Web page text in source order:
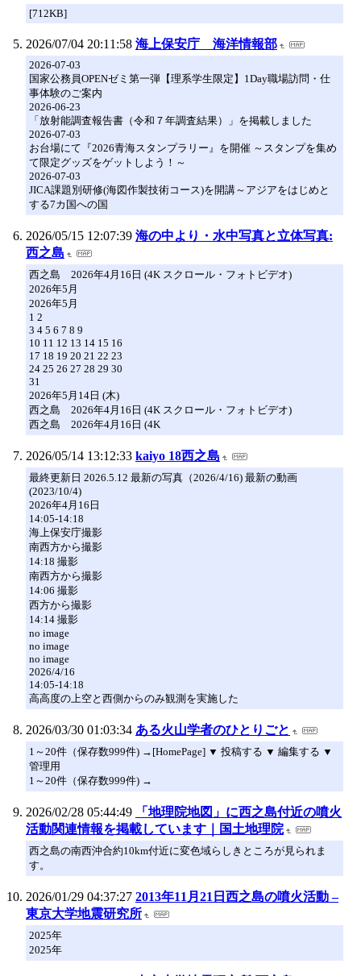
[712KB]
2026/07/04 20:11:58 海上保安庁 海洋情報部
2026-07-03
国家公務員OPENゼミ第一弾【理系学生限定】1Day職場訪問・仕
事体験のご案内
2026-06-23
「放射能調査報告書（令和７年調査結果）」を掲載しました
2026-07-03
お台場にて『2026青海スタンプラリー』を開催 ～スタンプを集め
て限定グッズをゲットしよう！～
2026-07-03
JICA課題別研修(海図作製技術コース)を開講～アジアをはじめと
する7カ国への国
2026/05/15 12:07:39 海の中より・水中写真と立体写真:
西之島
西之島 2026年4月16日 (4K スクロール・フォトビデオ)
2026年5月
2026年5月
1 2
3 4 5 6 7 8 9
10 11 12 13 14 15 16
17 18 19 20 21 22 23
24 25 26 27 28 29 30
31
2026年5月14日 (木)
西之島 2026年4月16日 (4K スクロール・フォトビデオ)
西之島 2026年4月16日 (4K
2026/05/14 13:12:33 kaiyo 18西之島
最終更新日 2026.5.12 最新の写真（2026/4/16) 最新の動画
(2023/10/4)
2026年4月16日
14:05-14:18
海上保安庁撮影
南西方から撮影
14:18 撮影
南西方から撮影
14:06 撮影
西方から撮影
14:14 撮影
no image
no image
no image
2026/4/16
14:05-14:18
高高度の上空と西側からのみ観測を実施した
2026/03/30 01:03:34 ある火山学者のひとりごと
1～20件（保存数999件) →[HomePage] ▼ 投稿する ▼ 編集する ▼
管理用
1～20件（保存数999件) →
2026/02/28 05:44:49
「地理院地図」に西之島付近の噴火
活動関連情報を掲載しています｜国土地理院
西之島の南西沖合約10km付近に変色域らしきところが見られま
す。
2026/01/29 04:37:27 2013年11月21日西之島の噴火活動 –
東京大学地震研究所
2025年
2025年